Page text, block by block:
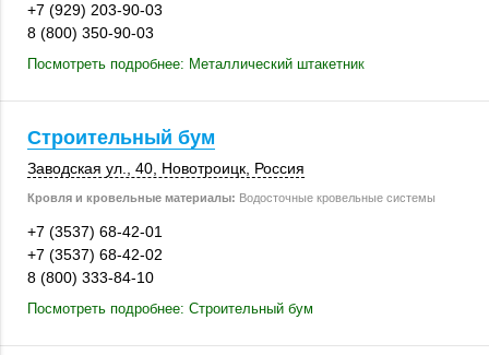
+7 (929) 203-90-03
8 (800) 350-90-03
Посмотреть подробнее: Металлический штакетник
Строительный бум
Заводская ул., 40 Новотроицк Россия
Кровля и кровельные материалы: Водосточные кровельные системы
+7 (3537) 68-42-01
+7 (3537) 68-42-02
8 (800) 333-84-10
Посмотреть подробнее: Строительный бум